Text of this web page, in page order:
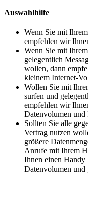
Auswahlhilfe
Wenn Sie mit
empfehlen wir
Wenn Sie mit
gelegentlich
wollen, dann
kleinem Internet-
Wollen Sie mit
surfen und
empfehlen wir
Datenvolumen und
Sollten Sie alle
Vertrag nutzen
größere
Anrufe mit Ihrem
Ihnen einen
Datenvolumen